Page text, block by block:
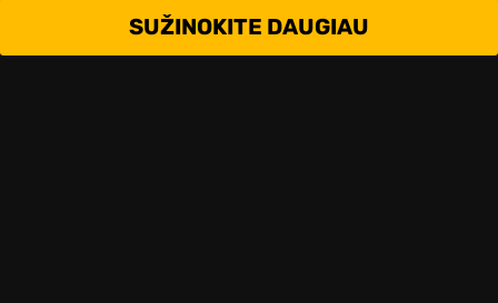
SUŽINOKITE DAUGIAU